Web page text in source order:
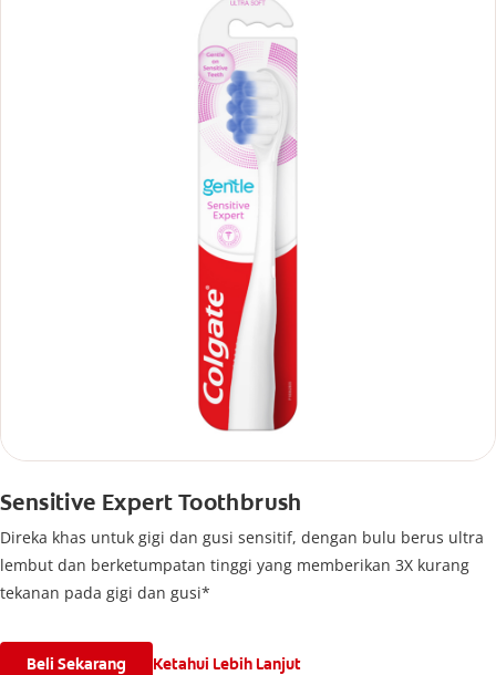
Sensitive Expert Toothbrush
Direka khas untuk gigi dan gusi sensitif, dengan bulu berus ultra
lembut dan berketumpatan tinggi yang memberikan 3X kurang
tekanan pada gigi dan gusi*
Beli Sekarang Ketahui Lebih Lanjut